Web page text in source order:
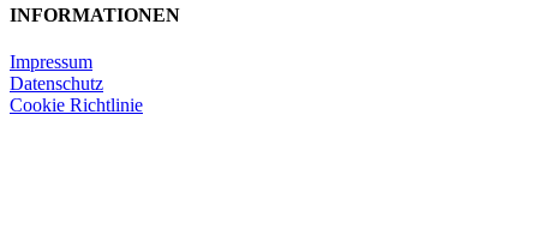
INFORMATIONEN
Impressum
Datenschutz
Cookie Richtlinie